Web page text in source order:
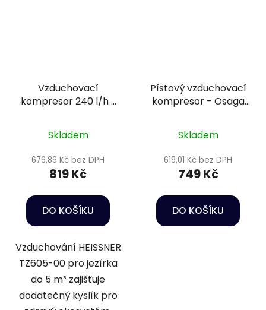
Vzduchovací
kompresor 240 l/h s
Skladem
676,86 Kč bez DPH
819 Kč
DO KOŠÍKU
Vzduchování HEISSNER
TZ605-00 pro jezírka
do 5 m³ zajišťuje
dodatečný kyslík pro
Pístový vzduchovací
kompresor - Osaga
Skladem
619,01 Kč bez DPH
749 Kč
DO KOŠÍKU